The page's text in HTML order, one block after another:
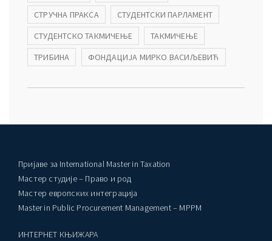
СТРУЧНА ПРАКСА
СТУДЕНТСКИ ПАРЛАМЕНТ
СТУДЕНТСКО ТАКМИЧЕЊЕ
ТАКМИЧЕЊЕ
ТРИБИНА
ФОНДАЦИЈА МИРКО ВАСИЉЕВИЋ
Пријаве за International Master in Taxation
Мастер студије – Право и род
Мастер европских интеграција
Master in Public Procurement Management – MPPM
ИНТЕРНЕТ КЊИЖАРА